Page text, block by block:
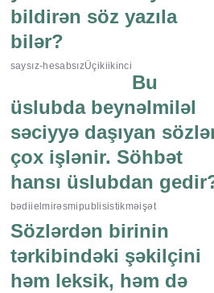
bildirən söz yazıla
bilər?
saysız-hesabsızÜçikiikinci
Bu
üslubda beynəlmiləl
səciyyə daşıyan
çox işlənir. Söhbət
hansı üslubdan
bədiielmirəsmipublisistikməişət
Sözlərdən birinin
tərkibindəki şəkilçini
həm leksik, həm də